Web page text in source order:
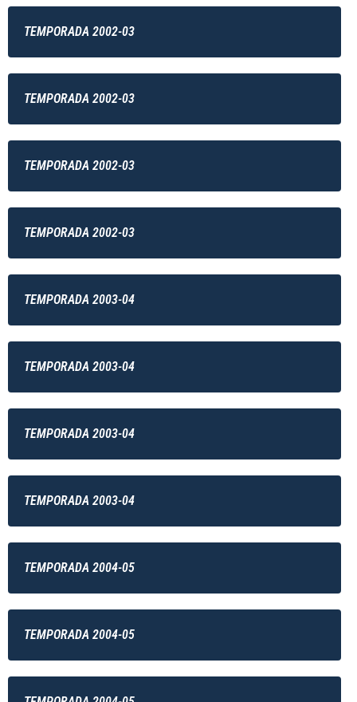
TEMPORADA 2002-03
TEMPORADA 2002-03
TEMPORADA 2002-03
TEMPORADA 2002-03
TEMPORADA 2003-04
TEMPORADA 2003-04
TEMPORADA 2003-04
TEMPORADA 2003-04
TEMPORADA 2004-05
TEMPORADA 2004-05